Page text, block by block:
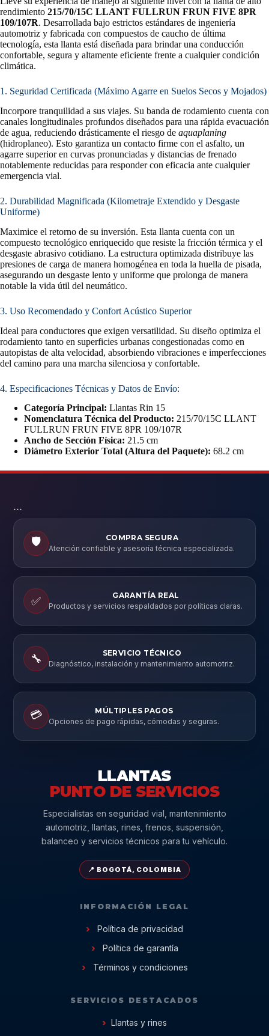
rendimiento 215/70/15C LLANT FULLRUN FRUN FIVE 8PR
109/107R. Desarrollada bajo estrictos estándares de ingeniería
automotriz y fabricada con compuestos de caucho de última
tecnología, esta llanta está diseñada para brindar una conducción
confortable, segura y altamente eficiente frente a cualquier condición
climática.
1. Seguridad Certificada (Máximo Agarre en Suelos Secos y Mojados)
Incorpore tranquilidad a sus viajes. Su banda de rodamiento cuenta con
canales longitudinales profundos diseñados para una rápida evacuación
de agua, reduciendo drásticamente el riesgo de aquaplaning
(hidroplaneo). Esto garantiza un contacto firme con el asfalto, un
agarre superior en curvas pronunciadas y distancias de frenado
notablemente reducidas para responder con eficacia ante cualquier
emergencia vial.
2. Durabilidad Magnificada (Kilometraje Extendido y Desgaste
Uniforme)
Maximice el retorno de su inversión. Esta llanta cuenta con un
compuesto tecnológico enriquecido que resiste la fricción térmica y el
desgaste abrasivo cotidiano. La estructura optimizada distribuye las
presiones de carga de manera homogénea en toda la huella de pisada,
asegurando un desgaste lento y uniforme que prolonga de manera
notable la vida útil del neumático.
3. Uso Recomendado y Confort Acústico Superior
Ideal para conductores que exigen versatilidad. Su diseño optimiza el
rodamiento tanto en superficies urbanas congestionadas como en
autopistas de alta velocidad, absorbiendo vibraciones e imperfecciones
del camino para una marcha silenciosa y confortable.
4. Especificaciones Técnicas y Datos de Envío:
Categoría Principal: Llantas Rin 15
Nomenclatura Técnica del Producto: 215/70/15C LLANT
FULLRUN FRUN FIVE 8PR 109/107R
Ancho de Sección Física: 21.5 cm
Diámetro Exterior Total (Altura del Paquete): 68.2 cm
```
🛡️
COMPRA SEGURA
Atención confiable y asesoría técnica especializada.
✅
GARANTÍA REAL
Productos y servicios respaldados por políticas claras.
🔧
SERVICIO TÉCNICO
Diagnóstico, instalación y mantenimiento automotriz.
💳
MÚLTIPLES PAGOS
Opciones de pago rápidas, cómodas y seguras.
LLANTAS
PUNTO DE SERVICIOS
Especialistas en seguridad vial, mantenimiento
automotriz, llantas, rines, frenos, suspensión,
balanceo y servicios técnicos para tu vehículo.
📍 BOGOTÁ, COLOMBIA
INFORMACIÓN LEGAL
Política de privacidad
Política de garantía
Términos y condiciones
SERVICIOS DESTACADOS
Llantas y rines